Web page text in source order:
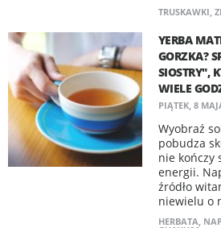
TRUSKAWKI,
YERBA
GORZKA?
SIOSTRY",
WIELE
PIĄTEK, 8
Wyobraź
pobudza
nie kończy
energii.
źródło
niewielu o
HERBATA,